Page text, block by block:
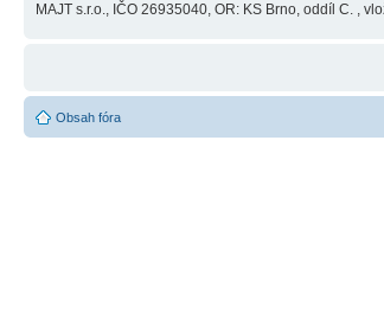
MAJT s.r.o., IČO 26935040, OR: KS Brno, oddíl C. ,
Obsah fóra